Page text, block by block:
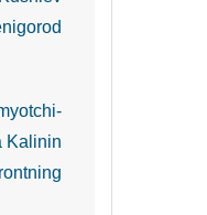
Kalinin